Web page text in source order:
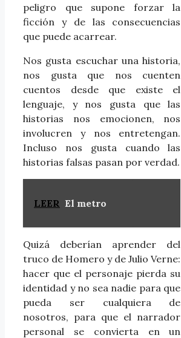
peligro que supone forzar la
ficción y de las consecuencias
que puede acarrear.
Nos gusta escuchar una historia,
nos gusta que nos cuenten
cuentos desde que existe el
lenguaje, y nos gusta que las
historias nos emocionen, nos
involucren y nos entretengan.
Incluso nos gusta cuando las
historias falsas pasan por verdad.
LEER El metro
Quizá deberían aprender del
truco de Homero y de Julio Verne:
hacer que el personaje pierda su
identidad y no sea nadie para que
pueda ser cualquiera de
nosotros, para que el narrador
personal se convierta en un